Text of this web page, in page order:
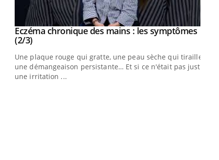
Youtube
Eczéma chronique des mains : les symptômes
(2/3)Youtube
Une plaque rouge qui gratte, une peau sèche qui tiraille,
une démangeaison persistante… Et si ce n'était pas juste
une irritation ...